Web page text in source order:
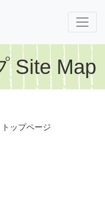
Site Map
ップページ